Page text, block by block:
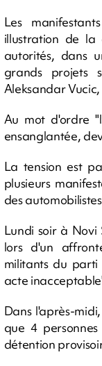
Les
illustration de
autorités, dans
grands projets
Aleksandar
Au mot d'ordre
ensanglantée,
La tension est
plusieurs
des
Lundi soir à Novi
lors d'un
militants du parti
acte
Dans l'après-
que 4
détention